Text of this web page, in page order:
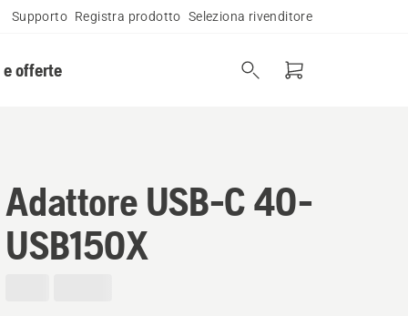
Supporto Registra prodotto Seleziona rivenditore
offerte
Adattore USB-C 40-
USB150X